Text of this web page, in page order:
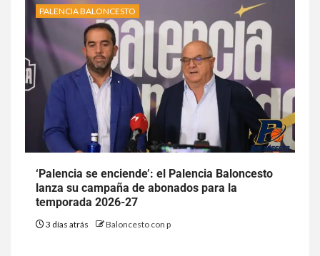
PALENCIA BALONCESTO
‘Palencia se enciende’: el Palencia Baloncesto
lanza su campaña de abonados para la
temporada 2026-27
3 días atrás Baloncesto con p